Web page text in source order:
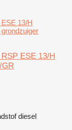
13/H
ESE 13/H
GR
diesel